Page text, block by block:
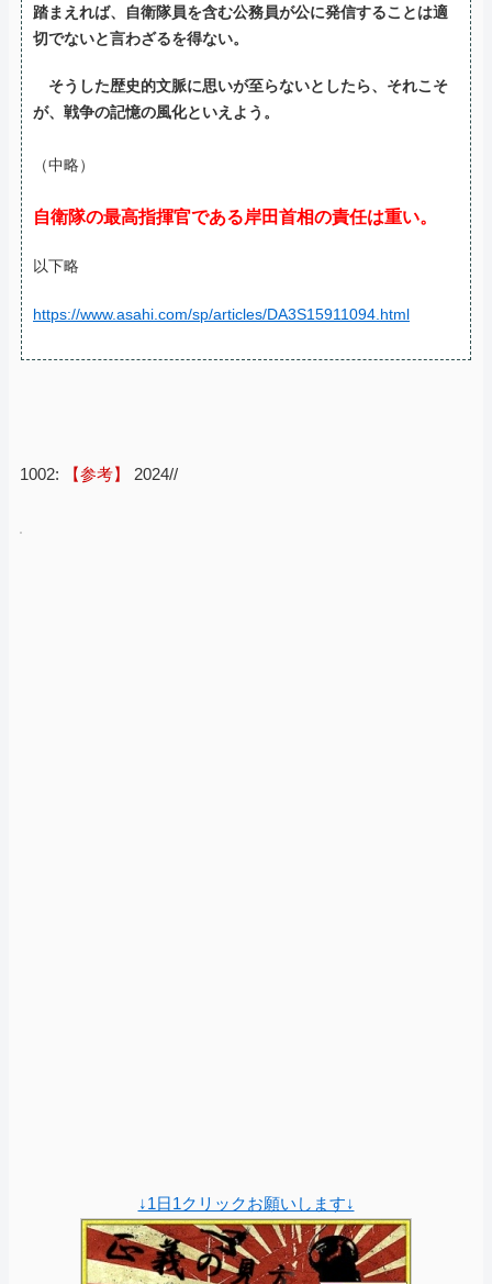
踏まえれば、自衛隊員を含む公務員が公に発信することは適
切でないと言わざるを得ない。
そうした歴史的文脈に思いが至らないとしたら、それこそ
が、戦争の記憶の風化といえよう。
（中略）
自衛隊の最高指揮官である岸田首相の責任は重い。
以下略
https://www.asahi.com/sp/articles/DA3S15911094.html
1002: 【参考】 2024//
↓1日1クリックお願いします↓